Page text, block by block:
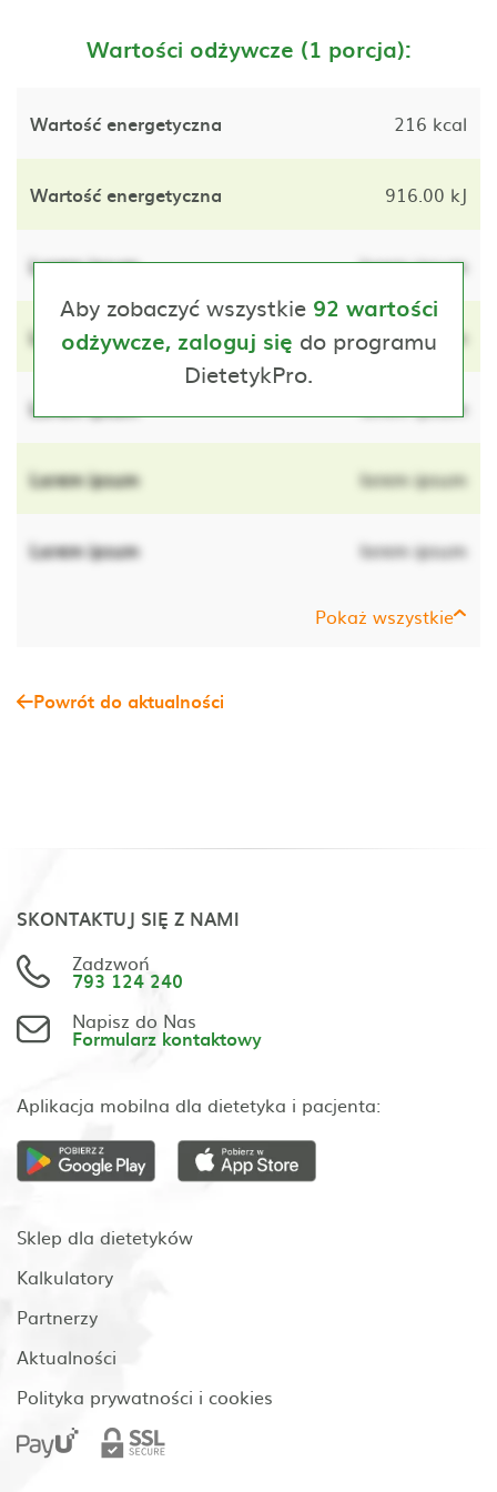
Wartości odżywcze (1 porcja):
Wartość energetyczna 216 kcal
Wartość energetyczna 916.00 kJ
Lorem ipsum lorem ipsum
Lorem ipsum lorem ipsum
Lorem ipsum lorem ipsum
Lorem ipsum lorem ipsum
Lorem ipsum lorem ipsum
Pokaż wszystkie
Aby zobaczyć wszystkie 92 wartości
odżywcze, zaloguj się do programu
DietetykPro.
Powrót do aktualności
SKONTAKTUJ SIĘ Z NAMI
Zadzwoń
793 124 240
Napisz do Nas
Formularz kontaktowy
Aplikacja mobilna dla dietetyka i pacjenta:
Sklep dla dietetyków
Kalkulatory
Partnerzy
Aktualności
Polityka prywatności i cookies